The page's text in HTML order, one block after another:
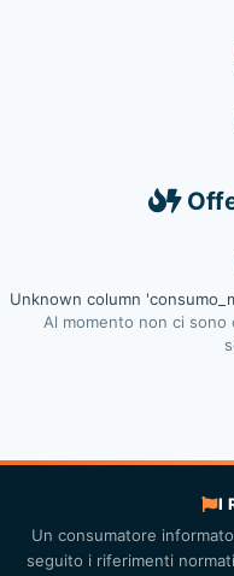
Unknown column
Al momento non ci
I
Un consumatore
seguito i riferimenti